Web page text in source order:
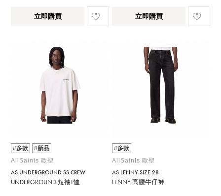
立即購買 立即購買
#多款
#新品
AllSaints 歐聖
AS UNDERGROUND SS CREW
UNDERGROUND 短袖T恤
#多款
AllSaints 歐聖
AS LENNY-SIZE 28
LENNY 高腰牛仔褲